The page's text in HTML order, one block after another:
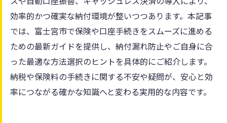
効率的かつ確実な納付環境が整いつつあります。本記事
では、富士宮市で保険や口座手続きをスムーズに進める
ための最新ガイドを提供し、納付漏れ防止やご自身に合
った最適な方法選択のヒントを具体的にご紹介します。
納税や保険料の手続きに関する不安や疑問が、安心と効
率につながる確かな知識へと変わる実用的な内容です。